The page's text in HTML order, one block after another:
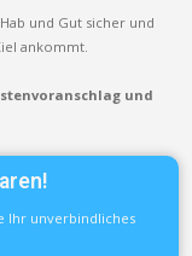
und Gut sicher und
ankommt.
und
Ihr unverbindliches